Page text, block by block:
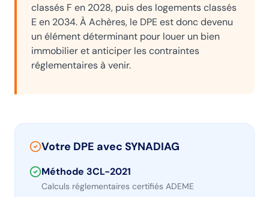
classés F en 2028, puis des logements classés
E en 2034. À Achères, le DPE est donc devenu
un élément déterminant pour louer un bien
immobilier et anticiper les contraintes
réglementaires à venir.
Votre DPE avec SYNADIAG
Méthode 3CL-2021
Calculs réglementaires certifiés ADEME